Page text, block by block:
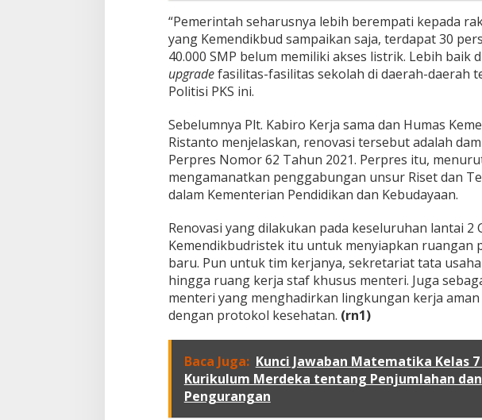
i
b
u
S
M
P
e
l
m
T
e
a
s
e
s
L
i
s
t
i
k
!
“Pemerintah seharusnya lebih berempati kepada
yang Kemendikbud sampaikan saja, terdapat 30
40.000 SMP belum memiliki akses listrik. Lebih baik
upgradefasilitas-fasilitas sekolah di daerah-daerah
Politisi PKS ini.
Sebelumnya Plt. Kabiro Kerja sama dan Humas
Ristanto menjelaskan, renovasi tersebut adalah
Perpres Nomor 62 Tahun 2021. Perpres itu,
mengamanatkan penggabungan unsur Riset dan
dalam Kementerian Pendidikan dan Kebudayaan.
Renovasi yang dilakukan pada keseluruhan lantai 2
Kemendikbudristek itu untuk menyiapkan ruangan
baru. Pun untuk tim kerjanya, sekretariat tata
hingga ruang kerja staf khusus menteri. Juga
menteri yang menghadirkan lingkungan kerja aman
dengan protokol kesehatan. (rn1)
Baca Juga: Kunci Jawaban Matematika Kelas
Kurikulum Merdeka tentang Penjumlahan dan
Pengurangan